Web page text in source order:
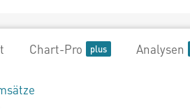
Chart-Pro Analysen